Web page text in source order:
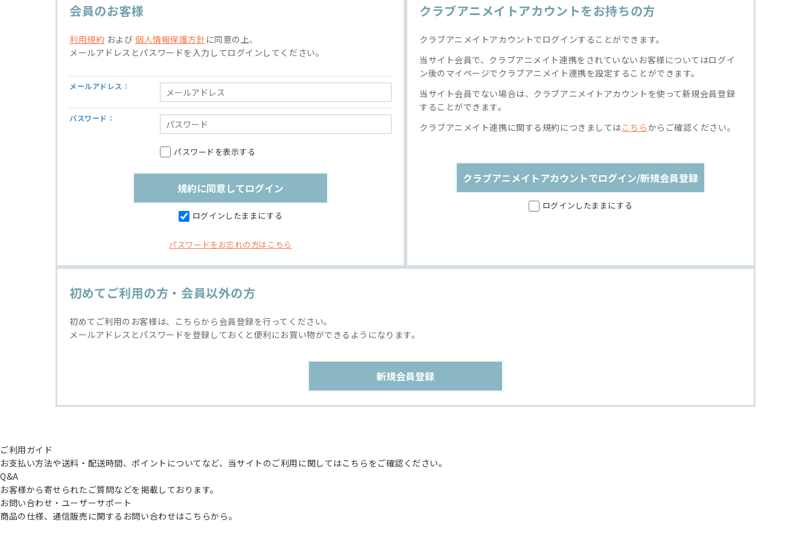
会員のお客様
利用規約 および個人情報保護方針 に同意の上、
メールアドレスとパスワードを入力してログインしてください。
メールアドレス：
パスワード：
パスワードを表示する
ログインしたままにする
パスワードをお忘れの方はこちら
クラブアニメイトアカウントをお持ちの方
クラブアニメイトアカウントでログインすることができます。
当サイト会員で、クラブアニメイト連携をされていないお客様についてはログイ
ン後のマイページでクラブアニメイト連携を設定することができます。
当サイト会員でない場合は、クラブアニメイトアカウントを使って新規会員登録
することができます。
クラブアニメイト連携に関する規約につきましてはこちらからご確認ください。
クラブアニメイトアカウントでログイン/新規会員登録
ログインしたままにする
初めてご利用の方・会員以外の方
初めてご利用のお客様は、こちらから会員登録を行ってください。
メールアドレスとパスワードを登録しておくと便利にお買い物ができるようになります。
ご利用ガイド
お支払い方法や送料・配送時間、ポイントについてなど、当サイトのご利用に関してはこちらをご確認ください。
Q&A
お客様から寄せられたご質問などを掲載しております。
お問い合わせ・ユーザーサポート
商品の仕様、通信販売に関するお問い合わせはこちらから。